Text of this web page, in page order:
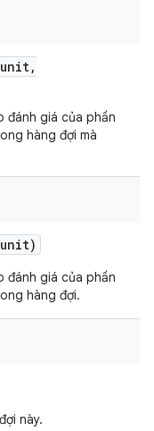
,
đánh giá của phần
hàng đợi mà
đánh giá của phần
hàng đợi.
này.